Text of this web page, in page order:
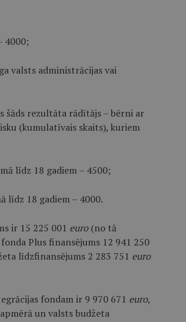
4000;
valsts administrācijas vai
šāds rezultāta rādītājs – bērni ar
(kumulatīvais skaits), kuriem
līdz 18 gadiem – 4500;
līdz 18 gadiem – 4000.
ir 15 225 001 euro(no tā
Plus finansējums 12 941 250
līdzfinansējums 2 283 751 euro
fondam ir 9 970 671 euro,
apmērā un valsts budžeta